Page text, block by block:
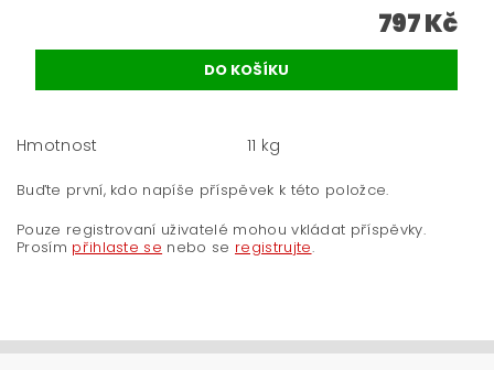
797 Kč
Hmotnost 11 kg
Buďte první, kdo napíše příspěvek k této položce.
Pouze registrovaní uživatelé mohou vkládat příspěvky.
Prosím přihlaste se nebo se registrujte.